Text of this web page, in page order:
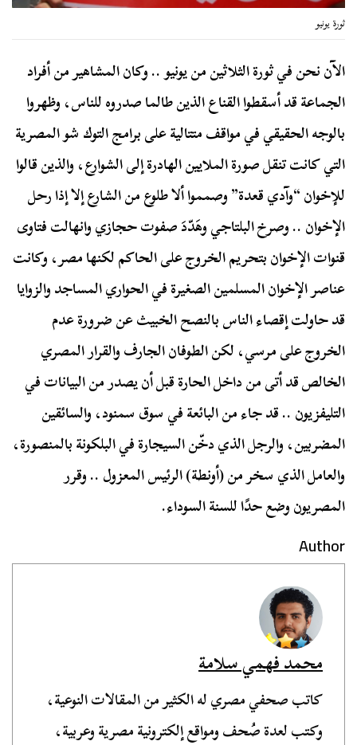
ثورة يونيو
الآن نحن في ثورة الثلاثين من يونيو .. وكان المشاهير من أفراد
الجماعة قد أسقطوا القناع الذين طالما صدروه للناس، وظهروا
بالوجه الحقيقي في مواقف متتالية على برامج التوك شو المصرية
التي كانت تنقل صورة الملايين الهادرة إلى الشوارع، والذين قالوا
للإخوان “وآدي قعدة” وصمموا ألا طلوع من الشارع إلا إذا رحل
الإخوان .. وصرخ البلتاجي وهَدّدَ صفوت حجازي وانهالت فتاوى
قنوات الإخوان بتحريم الخروج على الحاكم لكنها مصر، وكانت
عناصر الإخوان المسلمين الصغيرة في الحواري المساجد والزوايا
قد حاولت إقصاء الناس بالنصح الخبيث عن ضرورة عدم
الخروج على مرسي، لكن الطوفان الجارف والقرار المصري
الخالص قد أتى من داخل الحارة قبل أن يصدر من البيانات في
التليفزيون .. قد جاء من البائعة في سوق سمنود، والسائقين
المضربين، والرجل الذي دخّن السيجارة في البلكونة بالمنصورة،
والعامل الذي سخر من (أونطة) الرئيس المعزول .. وقرر
المصريون وضع حدًا للسنة السوداء.
Author
محمد فهمي سلامة
كاتب صحفي مصري له الكثير من المقالات النوعية،
وكتب لعدة صُحف ومواقع إلكترونية مصرية وعربية،